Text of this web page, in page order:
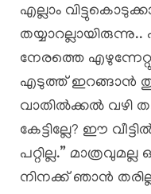
എല്ലാം
തയ്യാറല്ലായിരുന്നു..
നേരത്തെ
എടുത്ത് ഇറങ്ങാൻ
വാതിൽക്കൽ വഴി
കേട്ടില്ലേ? ഈ
പറ്റില്ല.”
നിനക്ക് ഞാൻ